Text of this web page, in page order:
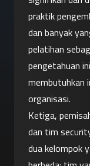
praktik
dan banyak
pelatihan
pengetahuan
membutuhkan
organisasi.
Ketiga,
dan tim
dua kelompok